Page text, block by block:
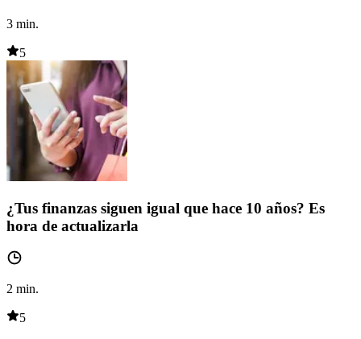
3 min.
5
¿Tus finanzas siguen igual que hace 10 años? Es
hora de actualizarla
2 min.
5